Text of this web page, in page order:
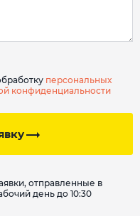
персональных
конфиденциальности
отправленные в
день до 10:30